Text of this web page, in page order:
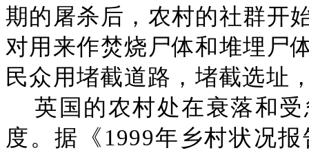
期的屠杀后，农村的社群开
对用来作焚烧尸体和堆埋尸
民众用堵截道路，堵截选址
英国的农村处在衰落和
度。据《1999年乡村状况